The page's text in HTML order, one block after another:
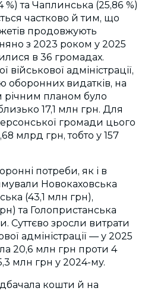
%) та Чаплинська (25,86 %)
частково й тим, що
продовжують
з 2023 роком у 2025
в 36 громадах.
адміністрації,
оборонних видатків, на
річним планом було
17,1 млн грн. Для
громади цього
млрд грн, тобто у 157
потреби, як і в
Новокаховська
(43,1 млн грн),
та Голопристанська
Суттєво зросли витрати
адміністрації — у 2025
20,6 млн грн проти 4
млн грн у 2024-му.
кошти й на